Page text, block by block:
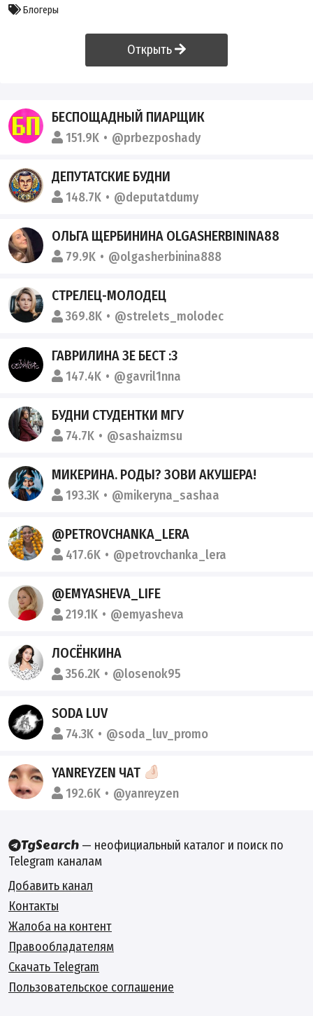
Блогеры
Открыть
БЕСПОЩАДНЫЙ ПИАРЩИК
151.9K @prbezposhady
ДЕПУТАТСКИЕ БУДНИ
148.7K @deputatdumy
ОЛЬГА ЩЕРБИНИНА OLGASHERBININA88
79.9K @olgasherbinina888
СТРЕЛЕЦ-МОЛОДЕЦ
369.8K @strelets_molodec
ГАВРИЛИНА ЗЕ БЕСТ :3
147.4K @gavril1nna
БУДНИ СТУДЕНТКИ МГУ
74.7K @sashaizmsu
МИКЕРИНА. РОДЫ? ЗОВИ АКУШЕРА!
193.3K @mikeryna_sashaa
@PETROVCHANKA_LERA
417.6K @petrovchanka_lera
@EMYASHEVA_LIFE
219.1K @emyasheva
ЛОСЁНКИНА
356.2K @losenok95
SODA LUV
74.3K @soda_luv_promo
YANREYZEN ЧАТ
192.6K @yanreyzen
— неофициальный каталог и поиск по
Telegram каналам
Добавить канал
Контакты
Жалоба на контент
Правообладателям
Скачать Telegram
Пользовательское соглашение